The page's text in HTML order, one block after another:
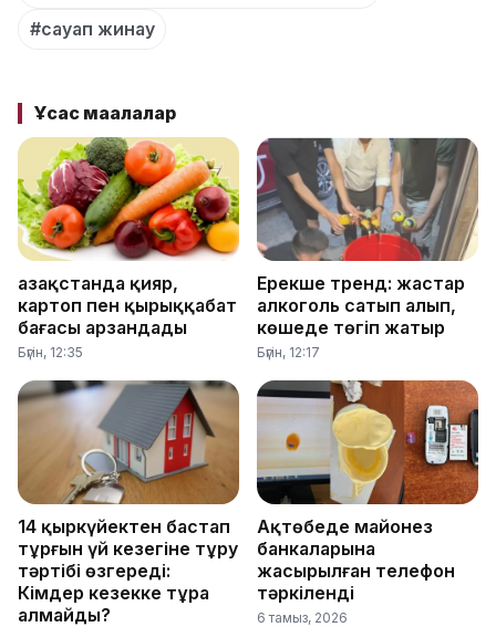
#сауап жинау
Ұқсас мақалалар
Қазақстанда қияр,
картоп пен қырыққабат
бағасы арзандады
Бүгін, 12:35
Ерекше тренд: жастар
алкоголь сатып алып,
көшеде төгіп жатыр
Бүгін, 12:17
14 қыркүйектен бастап
тұрғын үй кезегіне тұру
тәртібі өзгереді:
Кімдер кезекке тұра
алмайды?
Ақтөбеде майонез
банкаларына
жасырылған телефон
тәркіленді
6 тамыз, 2026